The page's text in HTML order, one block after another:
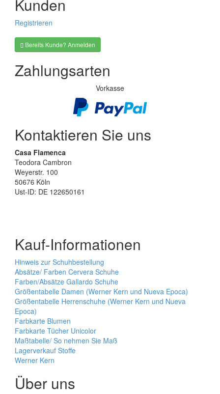
Kunden
Registrieren
Bereits Kunde? Anmelden
Zahlungsarten
Vorkasse
Kontaktieren Sie uns
Casa Flamenca
Teodora Cambron
Weyerstr. 100
50676 Köln
Ust-ID: DE 122650161
Kauf-Informationen
Hinweis zur Schuhbestellung
Absätze/ Farben Cervera Schuhe
Farben/Absätze Gallardo Schuhe
Größentabelle Damen (Werner Kern und Nueva Epoca)
Größentabelle Herrenschuhe (Werner Kern und Nueva
Epoca)
Farbkarte Blumen
Farbkarte Tücher Unicolor
Maßtabelle/ So nehmen Sie Maß
Lagerverkauf Stoffe
Werner Kern
Über uns